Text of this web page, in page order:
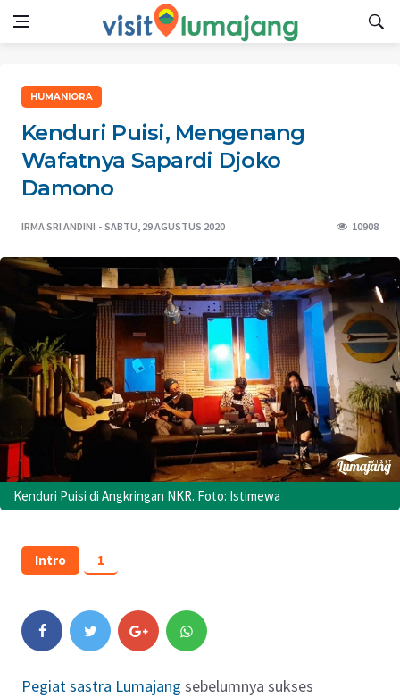
HUMANIORA
Kenduri Puisi, Mengenang
Wafatnya Sapardi Djoko
Damono
IRMA SRI ANDINI SABTU, 29 AGUSTUS 2020 10908
Kenduri Puisi di Angkringan NKR. Foto: Istimewa
Intro 1
Pegiat sastra Lumajang sebelumnya sukses